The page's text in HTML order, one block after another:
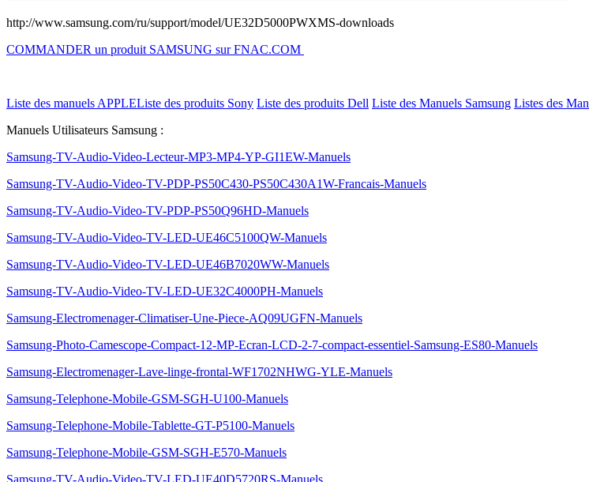
http://www.samsung.com/ru/support/model/UE32D5000PWXMS-downloads
COMMANDER un produit SAMSUNG sur FNAC.COM
Liste des manuels APPLEListe des produits Sony Liste des produits Dell Liste des Manuels Samsung Listes des
Manuels Utilisateurs Samsung :
Samsung-TV-Audio-Video-Lecteur-MP3-MP4-YP-GI1EW-Manuels
Samsung-TV-Audio-Video-TV-PDP-PS50C430-PS50C430A1W-Francais-Manuels
Samsung-TV-Audio-Video-TV-PDP-PS50Q96HD-Manuels
Samsung-TV-Audio-Video-TV-LED-UE46C5100QW-Manuels
Samsung-TV-Audio-Video-TV-LED-UE46B7020WW-Manuels
Samsung-TV-Audio-Video-TV-LED-UE32C4000PH-Manuels
Samsung-Electromenager-Climatiser-Une-Piece-AQ09UGFN-Manuels
Samsung-Photo-Camescope-Compact-12-MP-Ecran-LCD-2-7-compact-essentiel-Samsung-ES80-Manuels
Samsung-Electromenager-Lave-linge-frontal-WF1702NHWG-YLE-Manuels
Samsung-Telephone-Mobile-GSM-SGH-U100-Manuels
Samsung-Telephone-Mobile-Tablette-GT-P5100-Manuels
Samsung-Telephone-Mobile-GSM-SGH-E570-Manuels
Samsung-TV-Audio-Video-TV-LED-UE40D5720RS-Manuels